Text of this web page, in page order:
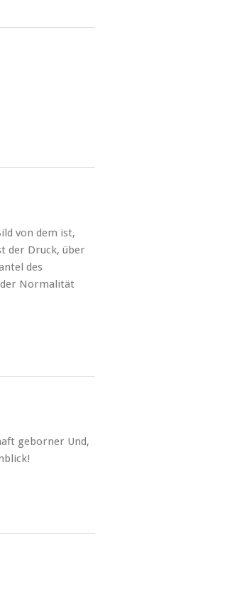
von dem ist,
der Druck, über
des
der Normalität
geborner Und,